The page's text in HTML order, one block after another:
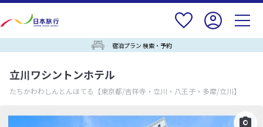
宿泊プラン 検索・予約
立川ワシントンホテル
たちかわわしんとんほてる 【東京都/吉祥寺・立川・八王子・多摩/立川】